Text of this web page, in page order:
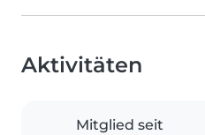
Aktivitäten
Mitglied seit